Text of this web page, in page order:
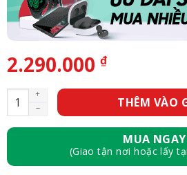
2.290.000 ₫
Màn hình VSP V2408S - 23.8 inch -
THÊM VÀO
MUA NGAY
(Giao tận nơi hoặc lấy